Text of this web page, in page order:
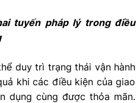
tuyến pháp lý trong điều
duy trì trạng thái vận hành
khi các điều kiện của giao
dụng cùng được thỏa mãn.